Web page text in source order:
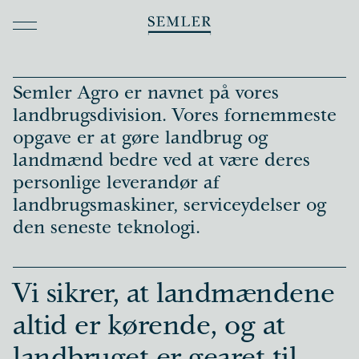
Mobility Import
Mobility Retail
Mobility Premium
Mobility Solutions
Mobility Baltic
Agro
Machinery
selskaber
Gruppen
Semler Gruppen
Semler Agro er navnet på vores
landbrugsdivision. Vores fornemmeste
opgave er at gøre landbrug og
landmænd bedre ved at være deres
personlige leverandør af
landbrugsmaskiner, serviceydelser og
den seneste teknologi.
Vi sikrer, at landmændene
altid er kørende, og at